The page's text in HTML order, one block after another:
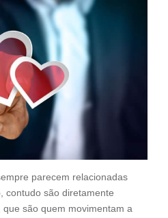
parecem relacionadas
contudo são diretamente
são quem movimentam a